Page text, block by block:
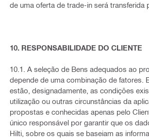
de uma oferta de trade-in será transferida
10. RESPONSABILIDADE DO CLIENTE
10.1. A seleção de Bens adequados ao
depende de uma combinação de fatores.
estão, designadamente, as condições
utilização ou outras circunstâncias da
propostas e conhecidas apenas pelo
único responsável por garantir que os
Hilti, sobre os quais se baseiam as